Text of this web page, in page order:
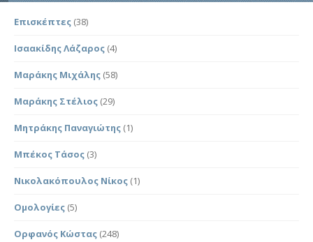
Επισκέπτες (38)
Ισαακίδης Λάζαρος (4)
Μαράκης Μιχάλης (58)
Μαράκης Στέλιος (29)
Μητράκης Παναγιώτης (1)
Μπέκος Τάσος (3)
Νικολακόπουλος Νίκος (1)
Ομολογίες (5)
Ορφανός Κώστας (248)